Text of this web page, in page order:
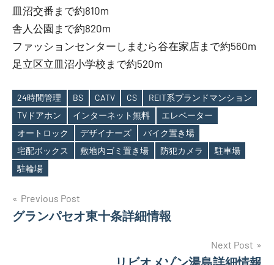
皿沼交番まで約810m
舎人公園まで約820m
ファッションセンターしまむら谷在家店まで約560m
足立区立皿沼小学校まで約520m
Tags
24時間管理 BS CATV CS
REIT系ブランドマンション
TVドアホン
インターネット無料
エレベーター
オートロック
デザイナーズ
バイク置き場
宅配ボックス
敷地内ゴミ置き場 防犯カメラ
駐車場
駐輪場
投
稿
Previous Post
グランパセオ東十条詳細情報
Next Post
リビオメゾン湯島詳細情報